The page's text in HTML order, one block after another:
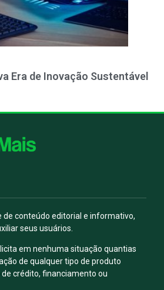
Era de Inovação Sustentável
de conteúdo editorial e informativo,
seus usuários.
em nenhuma situação quantias
de qualquer tipo de produto
crédito, financiamento ou